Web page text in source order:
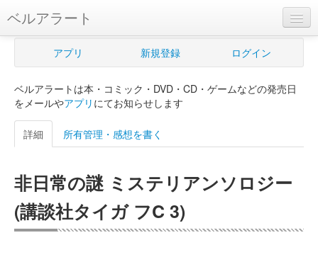
ベルアラート
ベルアラートとは
新規登録
ログイン
購入管理
Myシェルフ
アプリ 新規登録 ログイン
ベルアラートは本・コミック・DVD・CD・ゲームなどの発売日
をメールやアプリ にてお知らせします
詳細 所有管理・感想を書く
非日常の謎 ミステリアンソロジー
(講談社タイガ フC 3)